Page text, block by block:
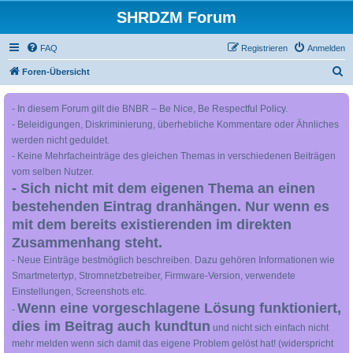
SHRDZM Forum
FAQ Anmelden
Registrieren
Foren-Übersicht
- In diesem Forum gilt die BNBR – Be Nice, Be Respectful Policy.
- Beleidigungen, Diskriminierung, überhebliche Kommentare oder Ähnliches
werden nicht geduldet.
- Keine Mehrfacheinträge des gleichen Themas in verschiedenen Beiträgen
vom selben Nutzer.
- Sich nicht mit dem eigenen Thema an einen
bestehenden Eintrag dranhängen. Nur wenn es
mit dem bereits existierenden im direkten
Zusammenhang steht.
- Neue Einträge bestmöglich beschreiben. Dazu gehören Informationen wie
Smartmetertyp, Stromnetzbetreiber, Firmware-Version, verwendete
Einstellungen, Screenshots etc.
- Wenn eine vorgeschlagene Lösung funktioniert,
dies im Beitrag auch kundtun und nicht sich einfach nicht
mehr melden wenn sich damit das eigene Problem gelöst hat! (widerspricht